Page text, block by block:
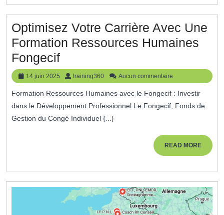
Le
Succès
De
Entreprise
Optimisez Votre Carrière Avec Une
Formation Ressources Humaines
FongecifOptimisez
Votre
Carrière
Avec
Une
14 juin 2025
14
juin
2025
training360 training360
Aucun commentaire
Formation Ressources Humaines avec le Fongecif : Investir
dans le Développement Professionnel Le Fongecif, Fonds de
Gestion du Congé Individuel {...}
READ MOREREAD
MORE